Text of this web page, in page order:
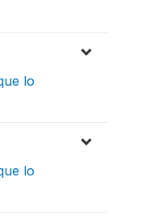
lo
lo